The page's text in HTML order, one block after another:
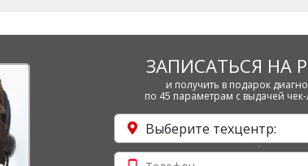
ЗАПИСАТЬСЯ НА
и получить в подарок
по 45 параметрам с выдачей чек-
Выберите техцентр: